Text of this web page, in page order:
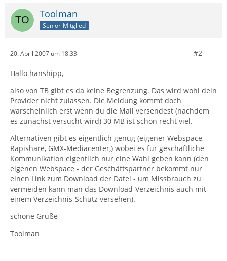
Toolman
Senior-Mitglied
20. April 2007 um 18:33 #2
Hallo hanshipp,
also von TB gibt es da keine Begrenzung. Das wird wohl dein
Provider nicht zulassen. Die Meldung kommt doch
warscheinlich erst wenn du die Mail versendest (nachdem
es zunächst versucht wird) 30 MB ist schon recht viel.
Alternativen gibt es eigentlich genug (eigener Webspace,
Rapishare, GMX-Mediacenter,) wobei es für geschäftliche
Kommunikation eigentlich nur eine Wahl geben kann (den
eigenen Webspace - der Geschäftspartner bekommt nur
einen Link zum Download der Datei - um Missbrauch zu
vermeiden kann man das Download-Verzeichnis auch mit
einem Verzeichnis-Schutz versehen).
schöne Grüße
Toolman